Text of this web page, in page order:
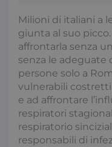
Milioni di italiani a
giunta al suo
affrontarla senza
senza le adeguate
persone solo a
vulnerabili costretti
e ad affrontare
respiratori
respiratorio
responsabili di